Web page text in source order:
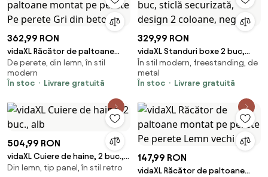
362,99 RON
vidaXL Răcător de paltoane
montat pe perete Pe perete
Gri din beton
De perete, din lemn, în stil
modern
În stoc
Livrare gratuită
329,99 RON
vidaXL Standuri boxe 2 buc,
sticlă securizată, design 2
coloane, negru
În stil modern, freestanding, de
metal
În stoc
Livrare gratuită
504,99 RON
vidaXL Cuiere de haine, 2 buc.,
alb
Din lemn, tip panel, în stil retro
147,99 RON
vidaXL Răcător de paltoane